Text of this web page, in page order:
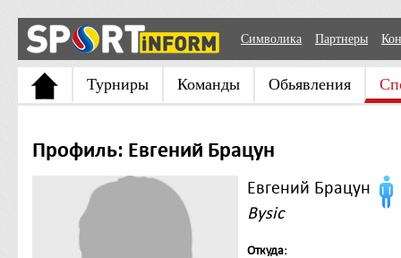
Символика Партнеры
Турниры Команды Обьявления
Профиль: Евгений Брацун
Евгений Брацун
Bysic
Откуда: